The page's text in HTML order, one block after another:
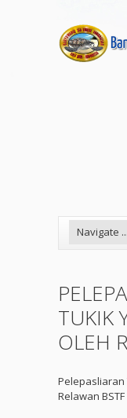
TUKIK
OLEH
Pelepasliaran
Relawan BSTF